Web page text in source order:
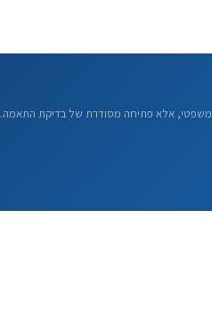
משפטי, אלא פתיחה מסודרת של בדיקת התאמה.